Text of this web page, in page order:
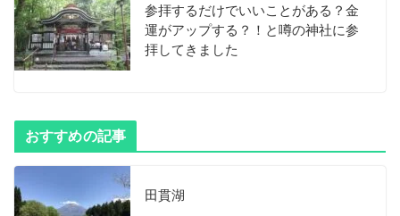
参拝するだけでいいことがある？金
運がアップする？！と噂の神社に参
拝してきました
おすすめの記事
田貫湖